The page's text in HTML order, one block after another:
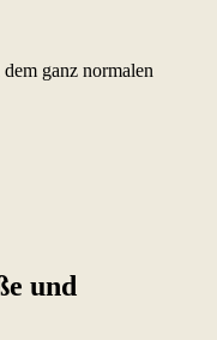
ganz normalen
und